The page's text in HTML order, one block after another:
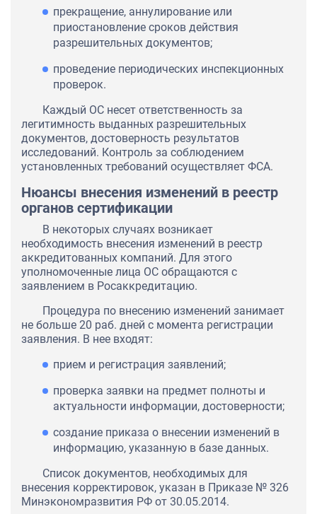
прекращение, аннулирование или
приостановление сроков действия
разрешительных документов;
проведение периодических инспекционных
проверок.
Каждый ОС несет ответственность за
легитимность выданных разрешительных
документов, достоверность результатов
исследований. Контроль за соблюдением
установленных требований осуществляет ФСА.
Нюансы внесения изменений в реестр
органов сертификации
В некоторых случаях возникает
необходимость внесения изменений в реестр
аккредитованных компаний. Для этого
уполномоченные лица ОС обращаются с
заявлением в Росаккредитацию.
Процедура по внесению изменений занимает
не больше 20 раб. дней с момента регистрации
заявления. В нее входят:
прием и регистрация заявлений;
проверка заявки на предмет полноты и
актуальности информации, достоверности;
создание приказа о внесении изменений в
информацию, указанную в базе данных.
Список документов, необходимых для
внесения корректировок, указан в Приказе № 326
Минэкономразвития РФ от 30.05.2014.